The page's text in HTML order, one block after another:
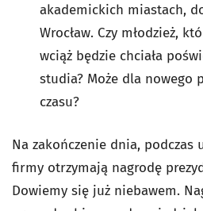
akademickich miastach,
Wrocław. Czy młodzież,
wciąż będzie chciała
studia? Może dla nowego
czasu?
Na zakończenie dnia, podczas
firmy otrzymają nagrodę
Dowiemy się już niebawem.